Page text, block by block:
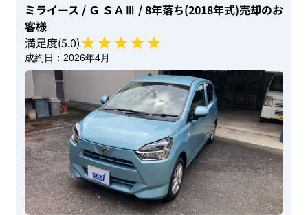
ミライース / Ｇ ＳＡⅢ / 8年落ち(2018年式)売却のお
客様
満足度(5.0)
成約日： 2026年4月